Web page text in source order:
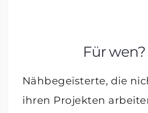
Für wen?
Nähbegeisterte, die
ihren Projekten